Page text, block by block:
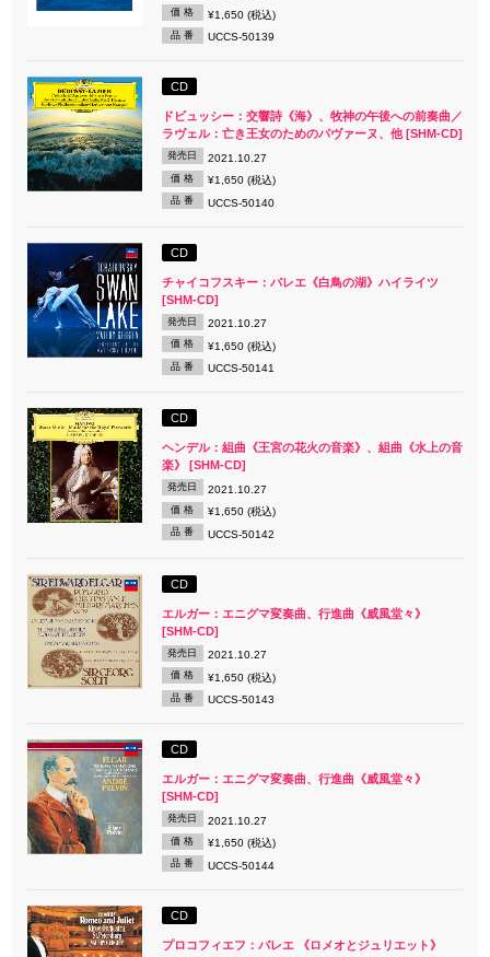
価 格 ¥1,650 (税込)
品 番 UCCS-50139
CD
ドビュッシー：交響詩《海》、牧神の午後への前奏曲／
ラヴェル：亡き王女のためのパヴァーヌ、他 [SHM-CD]
発売日 2021.10.27
価 格 ¥1,650 (税込)
品 番 UCCS-50140
CD
チャイコフスキー：バレエ《白鳥の湖》ハイライツ
[SHM-CD]
発売日 2021.10.27
価 格 ¥1,650 (税込)
品 番 UCCS-50141
CD
ヘンデル：組曲《王宮の花火の音楽》、組曲《水上の音
楽》 [SHM-CD]
発売日 2021.10.27
価 格 ¥1,650 (税込)
品 番 UCCS-50142
CD
エルガー：エニグマ変奏曲、行進曲《威風堂々》
[SHM-CD]
発売日 2021.10.27
価 格 ¥1,650 (税込)
品 番 UCCS-50143
CD
エルガー：エニグマ変奏曲、行進曲《威風堂々》
[SHM-CD]
発売日 2021.10.27
価 格 ¥1,650 (税込)
品 番 UCCS-50144
CD
プロコフィエフ：バレエ 《ロメオとジュリエット》